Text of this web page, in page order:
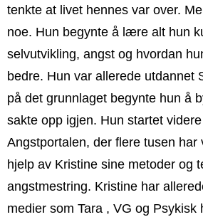
tenkte at livet hennes var over.
noe. Hun begynte å lære alt hun
selvutvikling, angst og hvordan
bedre. Hun var allerede utdannet
på det grunnlaget begynte hun å
sakte opp igjen. Hun startet
Angstportalen, der flere tusen
hjelp av Kristine sine metoder og
angstmestring. Kristine har
medier som Tara , VG og Psykisk